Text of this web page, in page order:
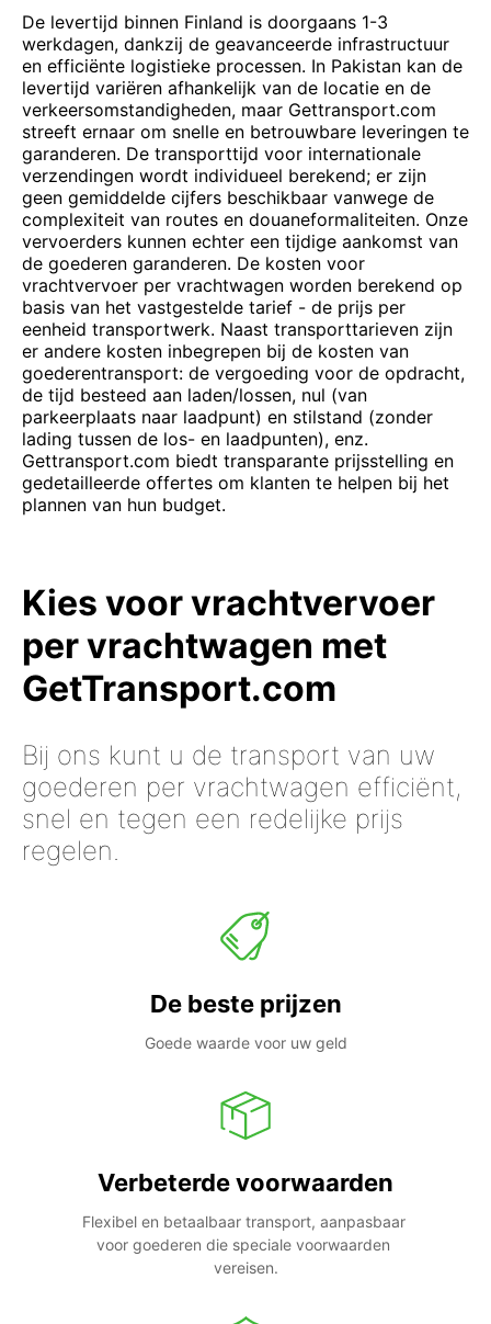
De levertijd binnen Finland is doorgaans 1-3
werkdagen, dankzij de geavanceerde infrastructuur
en efficiënte logistieke processen. In Pakistan kan de
levertijd variëren afhankelijk van de locatie en de
verkeersomstandigheden, maar Gettransport.com
streeft ernaar om snelle en betrouwbare leveringen te
garanderen. De transporttijd voor internationale
verzendingen wordt individueel berekend; er zijn
geen gemiddelde cijfers beschikbaar vanwege de
complexiteit van routes en douaneformaliteiten. Onze
vervoerders kunnen echter een tijdige aankomst van
de goederen garanderen. De kosten voor
vrachtvervoer per vrachtwagen worden berekend op
basis van het vastgestelde tarief - de prijs per
eenheid transportwerk. Naast transporttarieven zijn
er andere kosten inbegrepen bij de kosten van
goederentransport: de vergoeding voor de opdracht,
de tijd besteed aan laden/lossen, nul (van
parkeerplaats naar laadpunt) en stilstand (zonder
lading tussen de los- en laadpunten), enz.
Gettransport.com biedt transparante prijsstelling en
gedetailleerde offertes om klanten te helpen bij het
plannen van hun budget.
Kies voor vrachtvervoer
per vrachtwagen met
GetTransport.com
Bij ons kunt u de transport van uw
goederen per vrachtwagen efficiënt,
snel en tegen een redelijke prijs
regelen.
De beste prijzen
Goede waarde voor uw geld
Verbeterde voorwaarden
Flexibel en betaalbaar transport, aanpasbaar
voor goederen die speciale voorwaarden
vereisen.